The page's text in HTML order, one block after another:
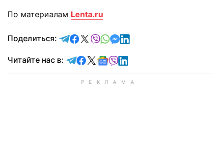
По материалам Lenta.ru
Поделиться: отправить в Telegram
поделиться в Facebook
поделиться в X
отправить в Viber
отправить в Whatsapp
отправить в Messenger
отправить в LinkedIn
Читайте нас в: Читайте в Telegram
Читайте в Facebook
Читайте в X
Читайте в Google news
Читайте в Viber
Читайте в LinkedIn